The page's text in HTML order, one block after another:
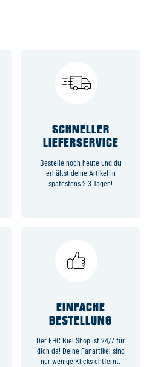
SCHNELLER
LIEFERSERVICE
Bestelle noch heute und du
erhältst deine Artikel in
spätestens 2-3 Tagen!
EINFACHE
BESTELLUNG
Der EHC Biel Shop ist 24/7 für
dich da! Deine Fanartikel sind
nur wenige Klicks entfernt.